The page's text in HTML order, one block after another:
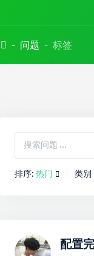
问题 标签
排序: 热门 类别
配置